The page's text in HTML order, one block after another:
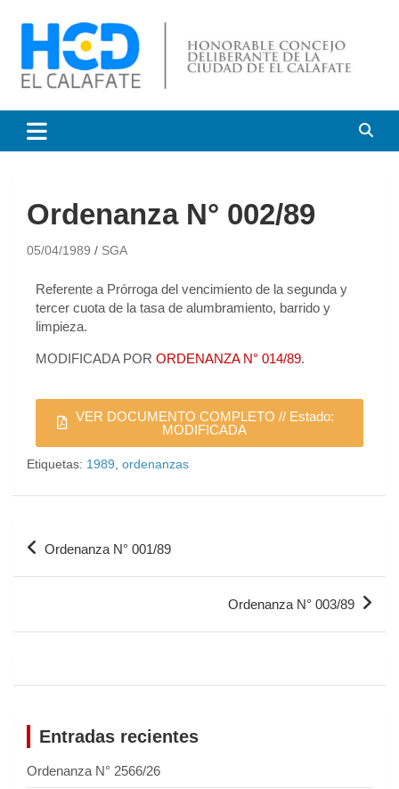
Honorable Concejo
Deliberante de El Calafate
Ordenanza N° 002/89
05/04/1989 SGA
Referente a Prórroga del vencimiento de la segunda y
tercer cuota de la tasa de alumbramiento, barrido y
limpieza.
MODIFICADA POR ORDENANZA N° 014/89.
VER DOCUMENTO COMPLETO // Estado:
MODIFICADA
Etiquetas: 1989 ordenanzas
Ordenanza N° 001/89
Ordenanza N° 003/89
Entradas recientes
Ordenanza N° 2566/26